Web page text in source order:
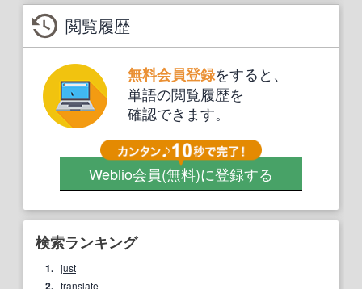
閲覧履歴
無料会員登録をすると、
単語の閲覧履歴を
確認できます。
Weblio会員(無料)に登録する
検索ランキング
1. just
2. translate